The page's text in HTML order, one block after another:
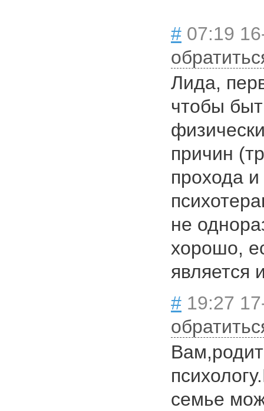
# 07:19
Лида,
чтобы
причин
прохода
не
хорошо,
является
# 19:27
семье